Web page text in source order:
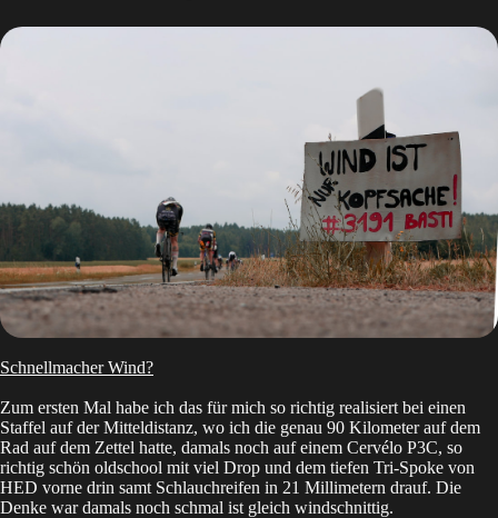
Schnellmacher Wind?
Zum ersten Mal habe ich das für mich so richtig realisiert bei einen
Staffel auf der Mitteldistanz, wo ich die genau 90 Kilometer auf dem
Rad auf dem Zettel hatte, damals noch auf einem Cervélo P3C, so
richtig schön oldschool mit viel Drop und dem tiefen Tri-Spoke von
HED vorne drin samt Schlauchreifen in 21 Millimetern drauf. Die
Denke war damals noch schmal ist gleich windschnittig.